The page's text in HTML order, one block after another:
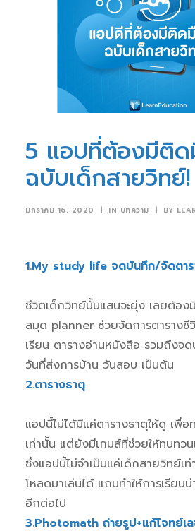
5 แอปที่ต้องมีติ
ฉบับเด็กสายวิทย์!
มกราคม 16, 2020 | IN บทความ | BY
1.My study life จดบันทึก/จัดตาร
ชีวิตเด็กวิทย์นั้นแสนจะยุ่ง เลยต้อง
สมุด planner ช่วยจัดการตารางชีวิ
เรียน ตารางอ่านหนังสือ รวมถึงจ
วันที่ส่งการบ้าน วันสอบ เป็นต้น
2.ตารางธาตุ
แอปนี้ไม่ได้มีแค่ตารางธาตุให้ดู เพื่อ
เท่านั้น แต่ยังมีเกมส์ที่ช่วยให้ทบทว
ซึ่งแอปนี้ไม่จำเป็นแค่เด็กสายวิทย์เ
โหลดมาเล่นได้ แถมทำให้การเรียน
อีกต่อไป
3.Photomath ถ่ายรูป+แก้โจทย์เ